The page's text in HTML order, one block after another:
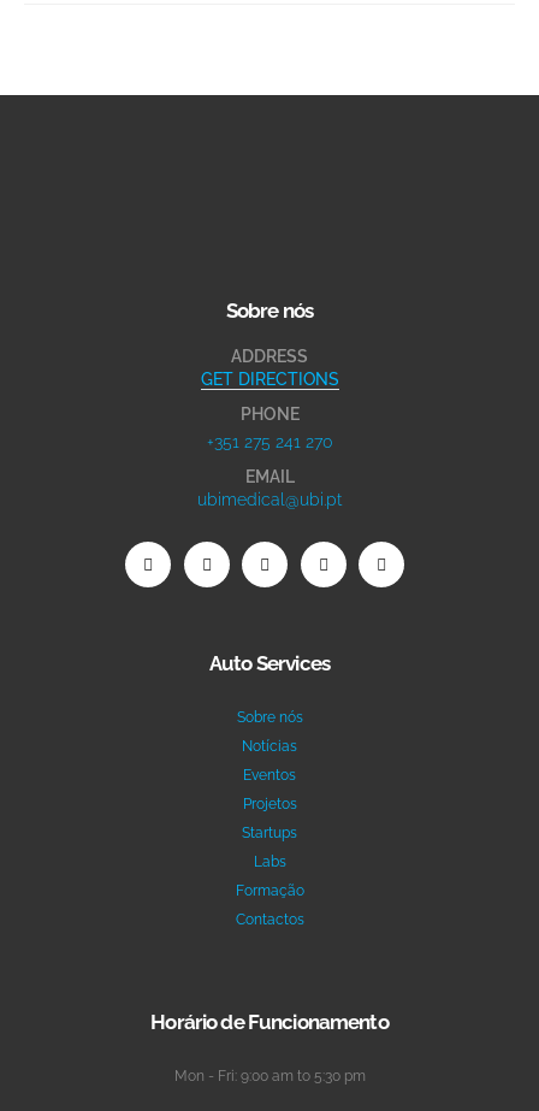
Sobre nós
ADDRESS
GET DIRECTIONS
PHONE
+351 275 241 270
EMAIL
ubimedical@ubi.pt
Auto Services
Sobre nós
Notícias
Eventos
Projetos
Startups
Labs
Formação
Contactos
Horário de Funcionamento
Mon - Fri: 9:00 am to 5:30 pm